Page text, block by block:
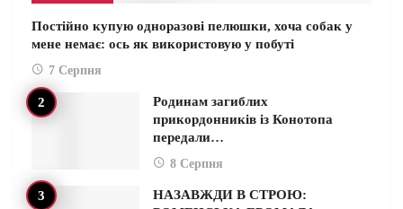
Постійно купую одноразові пелюшки, хоча собак у
мене немає: ось як використовую у побуті
7 Серпня
Родинам загиблих
прикордонників із Конотопа
передали…
8 Серпня
НАЗАВЖДИ В СТРОЮ: